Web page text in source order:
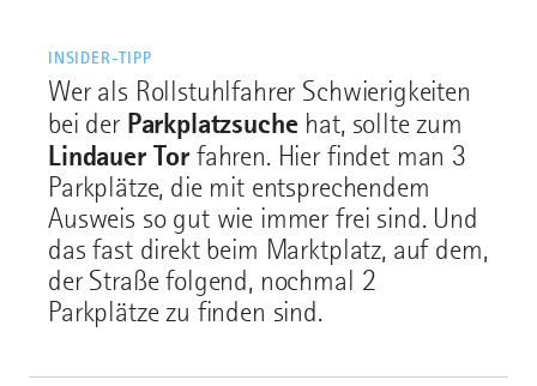
INSIDER-TIPP
Wer als Rollstuhlfahrer Schwierigkeiten
bei der Parkplatzsuche hat, sollte zum
Lindauer Tor fahren. Hier findet man 3
Parkplätze, die mit entsprechendem
Ausweis so gut wie immer frei sind. Und
das fast direkt beim Marktplatz, auf dem,
der Straße folgend, nochmal 2
Parkplätze zu finden sind.